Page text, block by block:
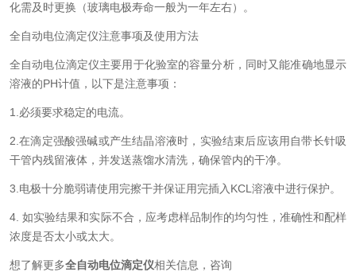
化需及时更换（玻璃电极寿命一般为一年左右）。
全自动电位滴定仪注意事项及使用方法
全自动电位滴定仪主要用于化验室的容量分析，同时又能准确地显示
溶液的PH计值，以下是注意事项：
1.必须要求稳定的电流。
2.在滴定强酸强碱或产生结晶溶液时，实验结束后应该用自带长针吸
干管内残留液体，并发送蒸馏水清洗，确保管内的干净。
3.电极十分脆弱请使用完擦干并保证用完插入KCL溶液中进行保护。
4. 如实验结果和实际不合，应考虑样品制作的均匀性，准确性和配样
浓度是否太小或太大。
想了解更多全自动电位滴定仪相关信息，咨询